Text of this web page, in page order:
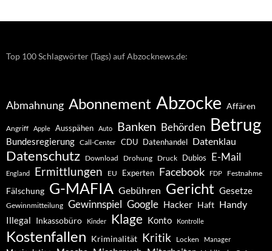
Top 100 Schlagwörter (Tags) auf Abzocknews.de:
Abmahnung Abonnement Abzocke Affären
Angriff Apple Ausspähen Auto Banken Behörden Betrug
Bundesregierung Call-Center CDU Datenhandel Datenklau
Datenschutz Download Drohung Druck Dubios E-Mail
England Ermittlungen EU Experten Facebook FDP Festnahme
Fälschung G-MAFIA Gebühren Gericht Gesetze
Gewinnmitteilung Gewinnspiel Google Hacker Haft Handy
Illegal Inkassobüro Kinder Klage Konto Kontrolle
Kostenfallen Kriminalität Kritik Locken Manager